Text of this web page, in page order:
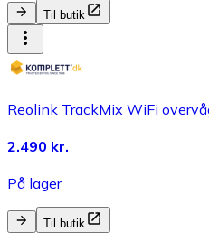
Til butik
Reolink TrackMix WiFi
2.490 kr.
På lager
Til butik